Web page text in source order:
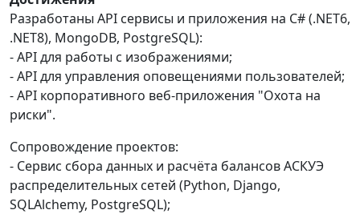
Разработаны API сервисы и приложения на C# (.NET6,
.NET8), MongoDB, PostgreSQL):
- API для работы с изображениями;
- API для управления оповещениями пользователей;
- API корпоративного веб-приложения "Охота на
риски".
Сопровождение проектов:
- Сервис сбора данных и расчёта балансов АСКУЭ
распределительных сетей (Python, Django,
SQLAlchemy, PostgreSQL);